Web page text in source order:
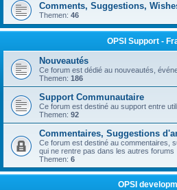
Comments, Suggestions,
Themen: 46
OPSI Support -
Nouveautés
Ce forum est dédié au nouveautés,
Themen: 186
Support Communautaire
Ce forum est destiné au support entre
Themen: 92
Commentaires, Suggestions
Ce forum est destiné au commentaires,
qui ne rentre pas dans les autres forums
Themen: 6
OPSI